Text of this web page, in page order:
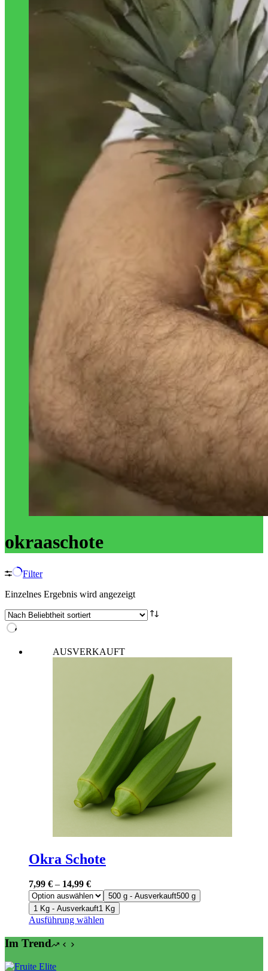
okraaschote
Filter
Einzelnes Ergebnis wird angezeigt
AUSVERKAUFT
Okra Schote
7,99 € – 14,99 €
500 g - Ausverkauft500 g
1 Kg - Ausverkauft1 Kg
Ausführung wählen
Im Trend